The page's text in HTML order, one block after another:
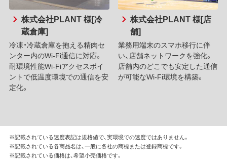
株式会社PLANT 様[冷
蔵倉庫]
冷凍・冷蔵倉庫を抱える精肉セ
ンター内のWi-Fi通信に対応。
耐環境性能Wi-Fiアクセスポイ
ントで低温度環境での通信を安
定化。
株式会社PLANT 様[店
舗]
業務用端末のスマホ移行に伴
い、店舗ネットワークを強化。
店舗内のどこでも安定した通信
が可能なWi-Fi環境を構築。
※記載されている速度表記は規格値で、実環境での速度ではありません。
※記載されている各商品名は、一般に各社の商標または登録商標です。
※記載されている価格は、希望小売価格です。